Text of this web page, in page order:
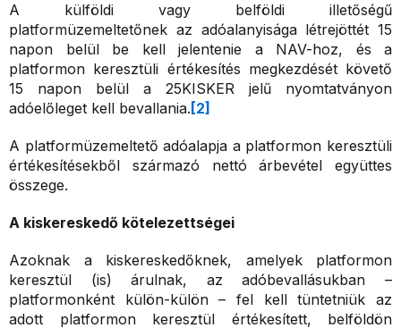
A külföldi vagy belföldi illetőségű
platformüzemeltetőnek az adóalanyisága létrejöttét 15
napon belül be kell jelentenie a NAV-hoz, és a
platformon keresztüli értékesítés megkezdését követő
15 napon belül a 25KISKER jelű nyomtatványon
adóelőleget kell bevallania. [2]
A platformüzemeltető adóalapja a platformon keresztüli
értékesítésekből származó nettó árbevétel együttes
összege.
A kiskereskedő kötelezettségei
Azoknak a kiskereskedőknek, amelyek platformon
keresztül (is) árulnak, az adóbevallásukban –
platformonként külön-külön – fel kell tüntetniük az
adott platformon keresztül értékesített, belföldön